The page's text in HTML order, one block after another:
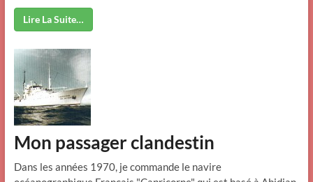
Lire La Suite…
Mon passager clandestin
Dans les années 1970, je commande le navire